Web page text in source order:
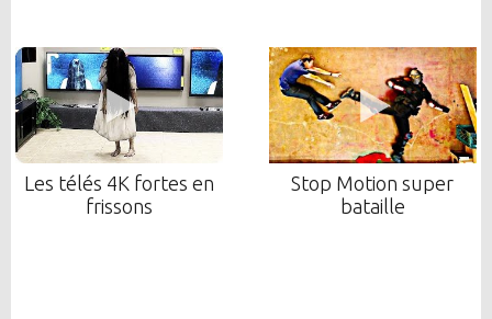
Les télés 4K fortes en
frissons
Stop Motion super
bataille